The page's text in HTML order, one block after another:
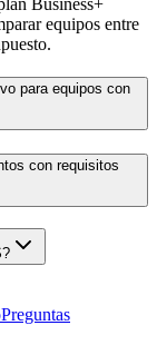
equipos entre
para equipos con
con requisitos
Preguntas